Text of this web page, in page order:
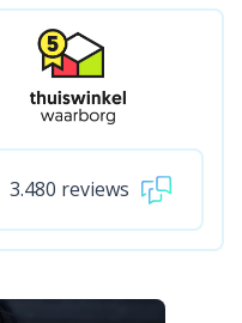
3.480 reviews